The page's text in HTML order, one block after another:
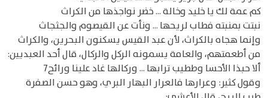
كم عمة لك يا خليد وخالة ... خضر نواجذها من الكراث
نبتت بمنبته فطاب لريحها ... ونأت عن القيصوم والجثجاث
وإنما هجاه بالكراث، لأن عبد القيس يسكنون البحرين، والكراث
من أطعمتهم، والعامة يسمونه الركل والركال، قال أحد العبديين:
ألا حبذا الأحسا وططيب ترابها ... وركالها غاد علينا ورائح7
وقول كثير: وعرارها فالعرار البهار البري، وهو حسن الصفرة